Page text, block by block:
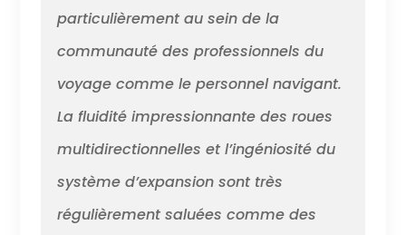
particulièrement au sein de la
communauté des professionnels du
voyage comme le personnel navigant.
La fluidité impressionnante des roues
multidirectionnelles et l’ingéniosité du
système d’expansion sont très
régulièrement saluées comme des